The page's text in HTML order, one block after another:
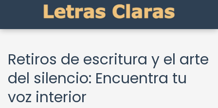
Retiros de escritura y el arte
del silencio: Encuentra tu
voz interior